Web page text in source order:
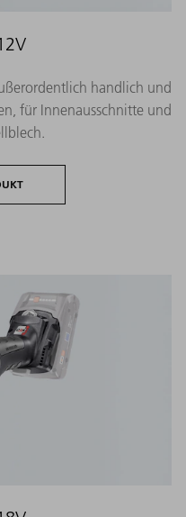
handlich und
für Innenausschnitte und